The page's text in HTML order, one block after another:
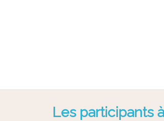
Les participants